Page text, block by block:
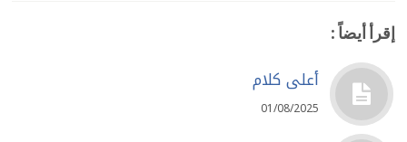
إقرأ أيضاً :
أعلى كلام
01/08/2025